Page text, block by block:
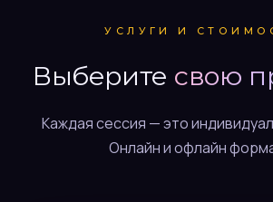
УСЛУГИ И
Выберите свою
Каждая сессия — это
Онлайн и офлайн